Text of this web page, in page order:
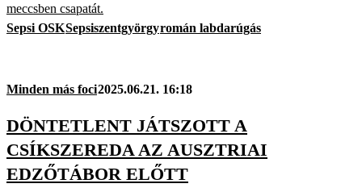
meccsben csapatát.
Sepsi OSKSepsiszentgyörgyromán labdarúgás
Minden más foci2025.06.21. 16:18
DÖNTETLENT JÁTSZOTT A
CSÍKSZEREDA AZ AUSZTRIAI
EDZŐTÁBOR ELŐTT